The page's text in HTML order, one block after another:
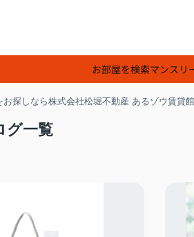
お部屋を検索マンスリ
探しなら株式会社松堀不動産 あるゾウ賃貸館
グ一覧